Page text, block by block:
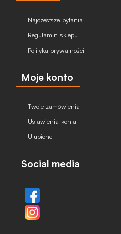
Najczęstsze pytania
Regulamin sklepu
Polityka prywatności
Moje konto
Twoje zamówienia
Ustawienia konta
Ulubione
Social media